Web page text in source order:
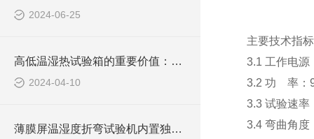
2024-06-25
高低温湿热试验箱的重要价值：加速技术发展的助推器
2024-04-10
薄膜屏温湿度折弯试验机内置独立的温湿度调节模块
主要技术指
3.1 工作电源
3.2 功 率：
3.3 试验速率
3.4 弯曲角度